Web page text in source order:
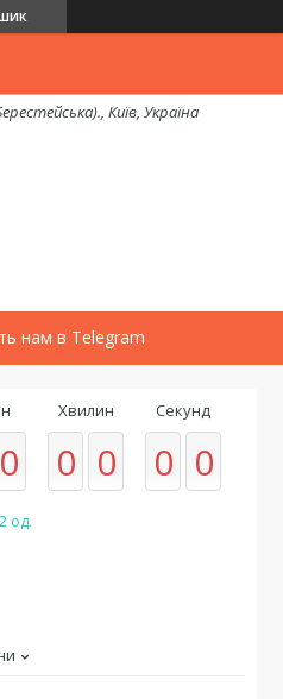
Київ, Україна
нам в Telegram
0
Хвилин
0 0
Секунд
0 0
од.